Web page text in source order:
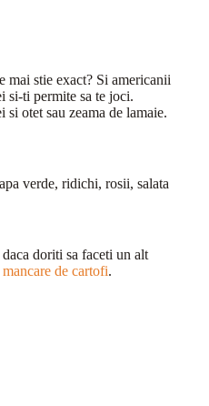
mai stie exact? Si americanii
si-ti permite sa te joci.
si otet sau zeama de lamaie.
verde, ridichi, rosii, salata
doriti sa faceti un alt
mancare de cartofi.